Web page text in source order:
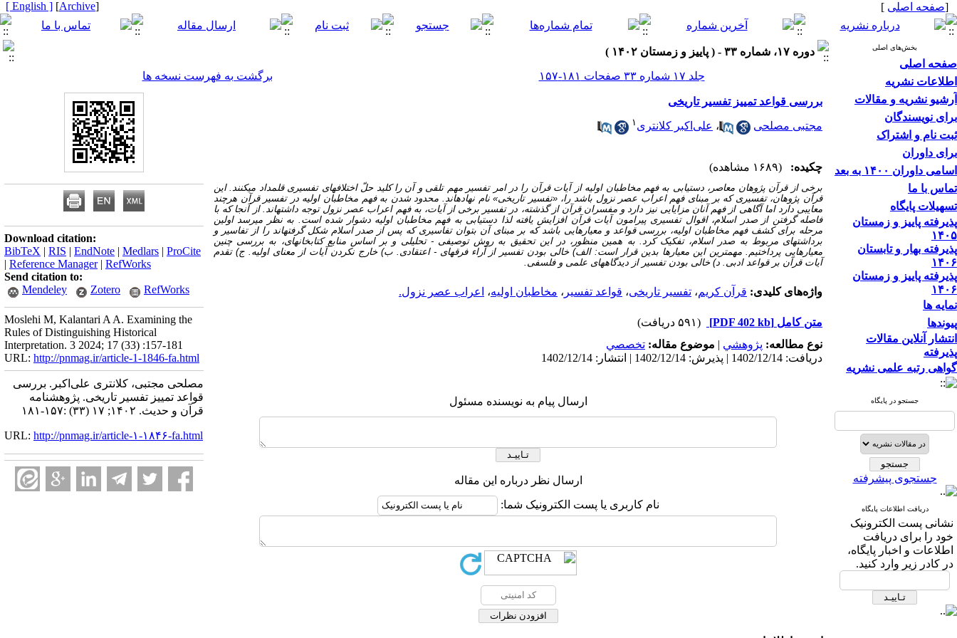
[صفحه اصلی ]
[
Archive
]
[ English ]
بخش‌های اصلی
صفحه اصلی
اطلاعات نشریه
آرشیو نشریه و مقالات
برای نویسندگان
ثبت نام و اشتراک
برای داوران
اسامی داوران ۱۴۰۰ به بعد
تماس با ما
تسهیلات پایگاه
پذیرفته پاییز و زمستان
۱۴۰۵
پذیرفته بهار و تابستان
۱۴۰۶
پذیرفته پاییز و زمستان
۱۴۰۶
نمایه ها
پیوندها
انتشار آنلاین مقالات
پذیرفته
گواهی رتبه علمی نشریه
جستجو در پایگاه
جستجوی پیشرفته
دریافت اطلاعات پایگاه
نشانی پست الکترونیک
خود را برای دریافت
اطلاعات و اخبار پایگاه،
در کادر زیر وارد کنید.
دوره ۱۷، شماره ۳۳ - ( پاییز و زمستان ۱۴۰۲ )
جلد ۱۷ شماره ۳۳ صفحات ۱۸۱-۱۵۷
برگشت به فهرست نسخه ها
بررسی قواعد تمییز تفسیر تاریخی
مجتبی مصلحی ، علی‌اکبر کلانتری ۱
چکیده: (۱۶۸۹ مشاهده)
برخی از قرآن پژوهان معاصر، دست­یابی به فهم مخاطبان اولیه از آیات قرآن را در امر تفسیر مهم تلقی و آن را کلید حلّ اختلاف­های تفسیری قلمداد می­کنند. این
قرآن پژوهان، تفسیری که بر مبنای فهم اعراب عصر نزول باشد را، «تفسیر تاریخی» نام نهاده­اند. محدود شدن به فهم مخاطبان اولیه در تفسیر قرآن هرچند
معایبی دارد اما آگاهی از فهم آنان مزایایی نیز دارد و مفسران قرآن از گذشته، در تفسیر برخی از آیات، به فهم اعراب عصر نزول توجه داشته­اند. از آنجا که با
فاصله گرفتن از صدر اسلام، اقوال تفسیری پیرامون آیات قرآن افزایش یافته لذا دست­یابی به فهم مخاطبان اولیه دشوار شده است. به نظر می­رسد اولین
مرحله برای کشف فهم مخاطبان اولیه، بررسی قواعد و معیارهایی باشد که بر مبنای آن بتوان تفاسیری که پس از صدر اسلام شکل گرفته­اند را از تفاسیر و
برداشت­های مربوط به صدر اسلام، تفکیک کرد. به همین منظور، در این تحقیق به روش توصیفی - تحلیلی و بر اساس منابع کتابخانه­ای، به بررسی چنین
معیارهایی پرداختیم. مهم­ترین این معیارها بدین قرار است: الف) خالی بودن تفسیر از آراء فرقه­ای - اعتقادی. ب) خارج نکردن آیات از معنای اولیه. ج) تقدم
آیات قرآن بر قواعد ادبی. د) خالی بودن تفسیر از دیدگاه­های علمی و فلسفی.
واژه‌های کلیدی: قرآن کریم، تفسیر تاریخی، قواعد تفسیر ، مخاطبان اولیه، اعراب عصر نزول.
متن کامل [PDF 402 kb]
(۵۹۱ دریافت)
نوع مطالعه: پژوهشي | موضوع مقاله: تخصصي
دریافت: 1402/12/14 | پذیرش: 1402/12/14 | انتشار: 1402/12/14
ارسال پیام به نویسنده مسئول
ارسال نظر درباره این مقاله
نام کاربری یا پست الکترونیک شما:
Download citation:
BibTeX | RIS | EndNote | Medlars | ProCite
| Reference Manager| RefWorks
Send citation to:
Mendeley
Zotero RefWorks
Moslehi M, Kalantari A A. Examining the
Rules of Distinguishing Historical
Interpretation. 3 2024; 17 (33) :157-181
URL: http://pnmag.ir/article-1-1846-fa.html
مصلحی مجتبی، کلانتری علی‌اکبر. بررسی
قواعد تمییز تفسیر تاریخی. پژوهشنامه
قرآن و حدیث. ۱۴۰۲; ۱۷ (۳۳) :۱۵۷-۱۸۱
URL: http://pnmag.ir/article-۱-۱۸۴۶-fa.html